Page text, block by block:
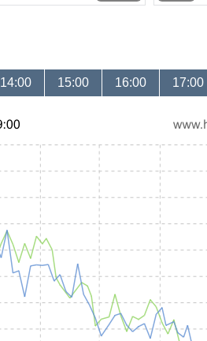
14:00 15:00 16:00 17:00